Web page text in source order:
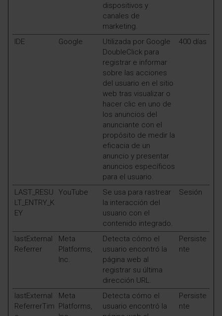
dispositivos y
canales de
marketing.
IDE Google
Utilizada por Google
DoubleClick para
registrar e informar
sobre las acciones
del usuario en el sitio
web tras visualizar o
hacer clic en uno de
los anuncios del
anunciante con el
propósito de medir la
eficacia de un
anuncio y presentar
anuncios específicos
para el usuario.
400 días
LAST_RESU
LT_ENTRY_K
EY
YouTube
Se usa para rastrear
la interacción del
usuario con el
contenido integrado.
Sesión
lastExternal
Referrer
Meta
Platforms,
Inc.
Detecta cómo el
usuario encontró la
página web al
registrar su última
dirección URL.
Persiste
nte
lastExternal
ReferrerTim
Meta
Platforms,
Detecta cómo el
usuario encontró la
Persiste
nte